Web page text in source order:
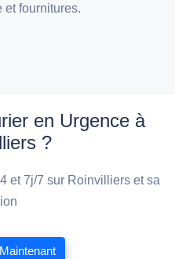
fournitures.
en Urgence à
?
et 7j/7 sur Roinvilliers et sa